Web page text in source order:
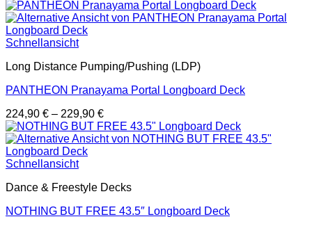
Schnellansicht
Long Distance Pumping/Pushing (LDP)
PANTHEON Pranayama Portal Longboard Deck
224,90 € – 229,90 €
Schnellansicht
Dance & Freestyle Decks
NOTHING BUT FREE 43.5″ Longboard Deck